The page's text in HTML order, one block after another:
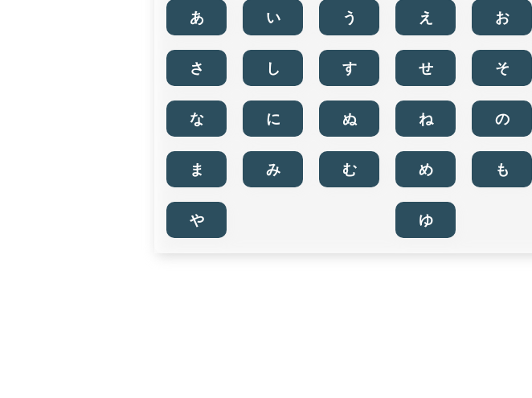
あ い う え お
さ し す せ そ
な に ぬ ね の
ま み む め も
や ゆ